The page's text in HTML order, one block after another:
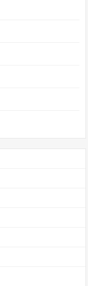
我感受到了前所
骑自行车这么简
感觉体力不支想
去，终点就在前
毅力，也让我在
)】相关文章
7篇）
）